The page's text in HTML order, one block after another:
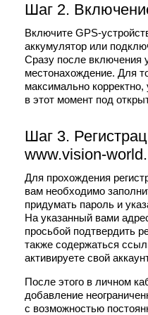
Шаг 2.
Включите GPS-
аккумулятор или
Сразу после включения
местонахождение. Для
максимально
в этот момент под
Шаг 3.
www.vision-
Для прохождения
вам необходимо
придумать пароль и
На указанный вами
просьбой подтвердить
также содержаться
активируете свой
После этого в личном
добавление
с возможностью